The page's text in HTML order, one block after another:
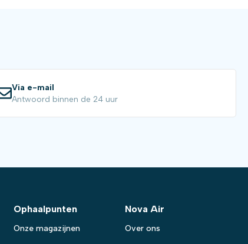
Via e-mail
Antwoord binnen de 24 uur
Ophaalpunten
Onze magazijnen
Nova Air
Over ons